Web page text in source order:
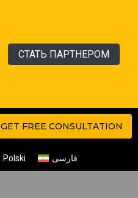
СТАТЬ ПАРТНЕРОМ
GET FREE CONSULTATION
Polski فارسی